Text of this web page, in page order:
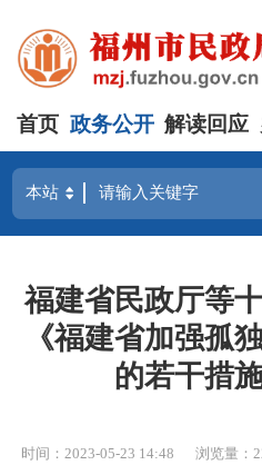
首页 政务公开 解读回应
福建省民政厅等
《福建省加强孤
的若干措
时间：2023-05-23 14:48 浏览量：